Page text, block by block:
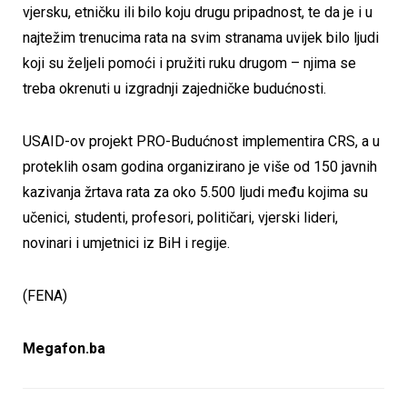
vjersku, etničku ili bilo koju drugu pripadnost, te da je i u
najtežim trenucima rata na svim stranama uvijek bilo ljudi
koji su željeli pomoći i pružiti ruku drugom – njima se
treba okrenuti u izgradnji zajedničke budućnosti.
USAID-ov projekt PRO-Budućnost implementira CRS, a u
proteklih osam godina organizirano je više od 150 javnih
kazivanja žrtava rata za oko 5.500 ljudi među kojima su
učenici, studenti, profesori, političari, vjerski lideri,
novinari i umjetnici iz BiH i regije.
(FENA)
Megafon.ba